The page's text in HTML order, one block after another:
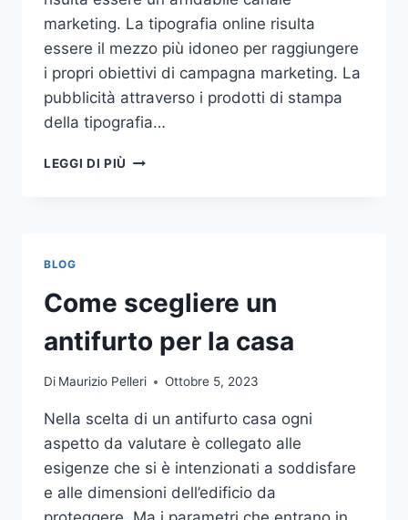
marketing. La tipografia online risulta
essere il mezzo più idoneo per raggiungere
i propri obiettivi di campagna marketing. La
pubblicità attraverso i prodotti di stampa
della tipografia…
LEGGI DI PIÙ VUOI
A
UNA
TIPOGRAFIA
ECCO
SCEGLIERE
BLOG
Come scegliere un
antifurto per la casa
Di Maurizio Pelleri Ottobre 5, 2023
Nella scelta di un antifurto casa ogni
aspetto da valutare è collegato alle
esigenze che si è intenzionati a soddisfare
e alle dimensioni dell’edificio da